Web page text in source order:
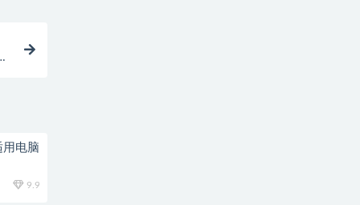
用电脑
9.9